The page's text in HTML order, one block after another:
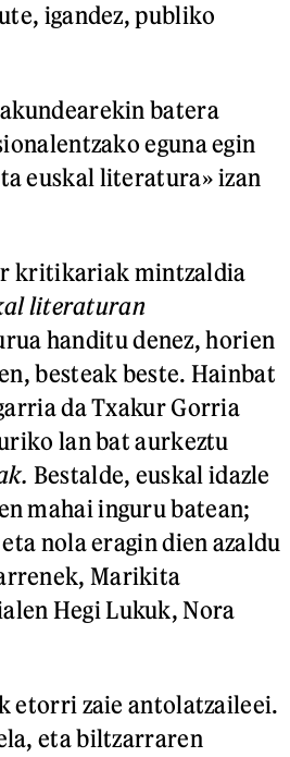
igandez, publiko
batera
eguna egin
euskal literatura» izan
kritikariak mintzaldia
literaturan
handitu denez, horien
besteak beste. Hainbat
da Txakur Gorria
lan bat aurkeztu
Bestalde, euskal idazle
mahai inguru batean;
nola eragin dien azaldu
Marikita
Hegi Lukuk, Nora
etorri zaie antolatzaileei.
eta biltzarraren